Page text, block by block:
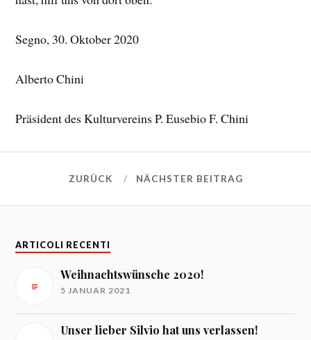
Segno, 30. Oktober 2020
Alberto Chini
Präsident des Kulturvereins P. Eusebio F. Chini
ZURÜCK NÄCHSTER BEITRAG
ARTICOLI RECENTI
Weihnachtswünsche 2020!
5 JANUAR 2021
Unser lieber Silvio hat uns verlassen!